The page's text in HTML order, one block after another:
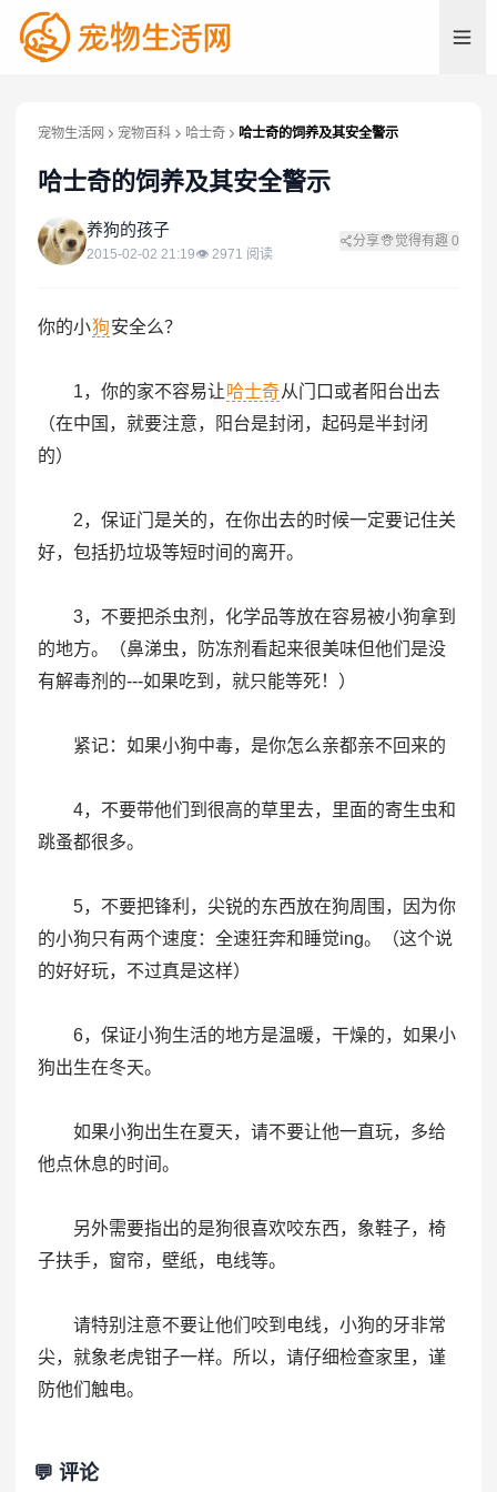
宠物生活网 宠物百科 哈士奇 哈士奇的饲养及其安全警示
哈士奇的饲养及其安全警示
养 养狗的孩子
2015-02-02 21:19👁 2971 阅读
分享 觉得有趣 0
你的小狗安全么？
1，你的家不容易让哈士奇从门口或者阳台出去
（在中国，就要注意，阳台是封闭，起码是半封闭
的）
2，保证门是关的，在你出去的时候一定要记住关
好，包括扔垃圾等短时间的离开。
3，不要把杀虫剂，化学品等放在容易被小狗拿到
的地方。（鼻涕虫，防冻剂看起来很美味但他们是没
有解毒剂的---如果吃到，就只能等死！）
紧记：如果小狗中毒，是你怎么亲都亲不回来的
4，不要带他们到很高的草里去，里面的寄生虫和
跳蚤都很多。
5，不要把锋利，尖锐的东西放在狗周围，因为你
的小狗只有两个速度：全速狂奔和睡觉ing。（这个说
的好好玩，不过真是这样）
6，保证小狗生活的地方是温暖，干燥的，如果小
狗出生在冬天。
如果小狗出生在夏天，请不要让他一直玩，多给
他点休息的时间。
另外需要指出的是狗很喜欢咬东西，象鞋子，椅
子扶手，窗帘，壁纸，电线等。
请特别注意不要让他们咬到电线，小狗的牙非常
尖，就象老虎钳子一样。所以，请仔细检查家里，谨
防他们触电。
💬 评论